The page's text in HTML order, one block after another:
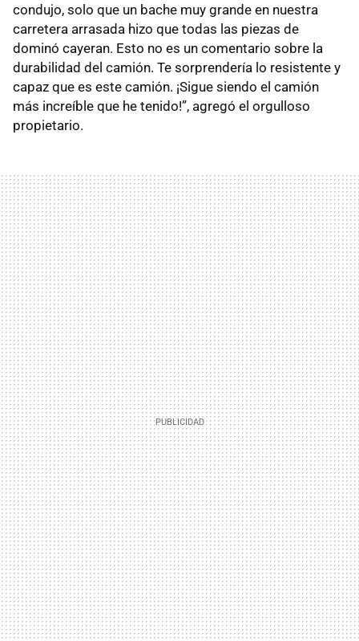
condujo, solo que un bache muy grande en nuestra
carretera arrasada hizo que todas las piezas de
dominó cayeran. Esto no es un comentario sobre la
durabilidad del camión. Te sorprendería lo resistente y
capaz que es este camión. ¡Sigue siendo el camión
más increíble que he tenido!”, agregó el orgulloso
propietario.